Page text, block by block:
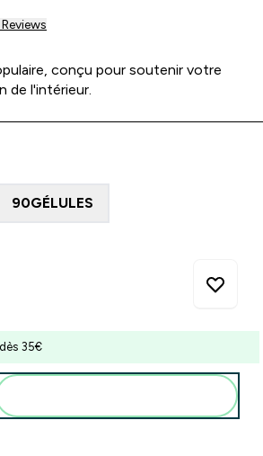
reviews
conçu pour soutenir votre
de l'intérieur.
90GÉLULES
35€
price